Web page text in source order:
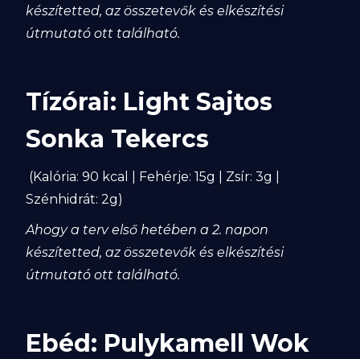
készítetted, az összetevők és elkészítési
útmutató ott található.
Tízórai: Light Sajtos
Sonka Tekercs
(Kalória: 90 kcal | Fehérje: 15g | Zsír: 3g |
Szénhidrát: 2g)
Ahogy a terv első hetében a 2. napon
készítetted, az összetevők és elkészítési
útmutató ott található.
Ebéd: Pulykamell Wok